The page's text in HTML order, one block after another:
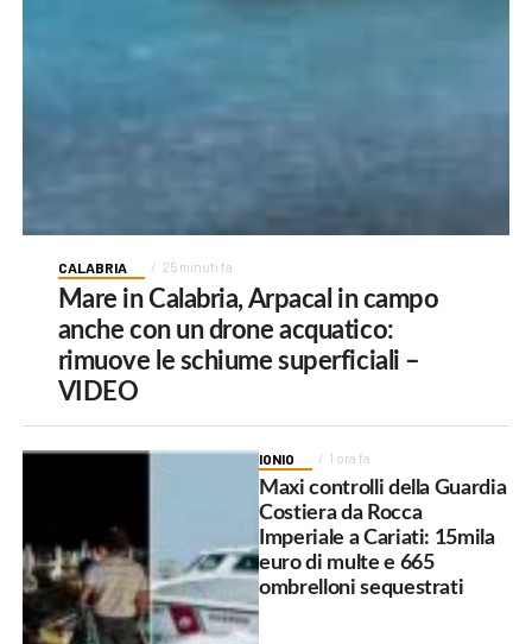
CALABRIA 25 minuti fa
Mare in Calabria, Arpacal in campo
anche con un drone acquatico:
rimuove le schiume superficiali –
VIDEO
IONIO 1 ora fa
Maxi controlli della Guardia
Costiera da Rocca
Imperiale a Cariati: 15mila
euro di multe e 665
ombrelloni sequestrati